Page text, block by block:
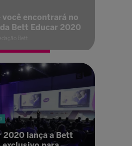
você encontrará no
Bett Educar 2020
Bett
2020 lança a Bett